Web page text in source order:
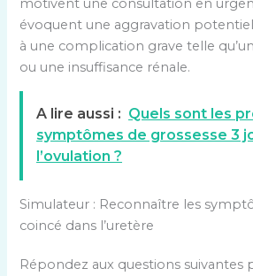
motivent une consultation en
évoquent une aggravation
à une complication grave telle
ou une insuffisance rénale.
A lire aussi : Quels sont les
symptômes de grossesse 3
l’ovulation ?
Simulateur : Reconnaître les
coincé dans l’uretère
Répondez aux questions suivantes